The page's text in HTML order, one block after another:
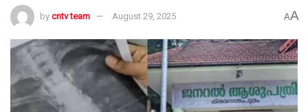
by cntv team August 29, 2025 AA